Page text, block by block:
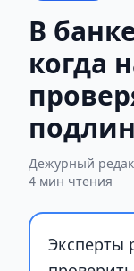
В
когда
Дежурный
4 мин чтения
Эксперты